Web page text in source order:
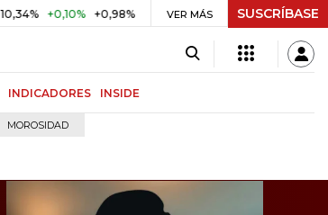
+0,10% +0,98% UVR $ 416,86 +$ 0,05 +0,01%
VER MÁS SUSCRÍBASE
INDICADORES INSIDE
MOROSIDAD